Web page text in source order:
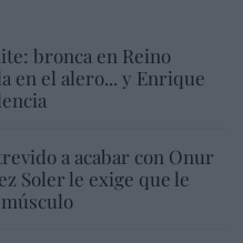
bronca en Reino
en el alero... y Enrique
a acabar con Onur
Soler le exige que le